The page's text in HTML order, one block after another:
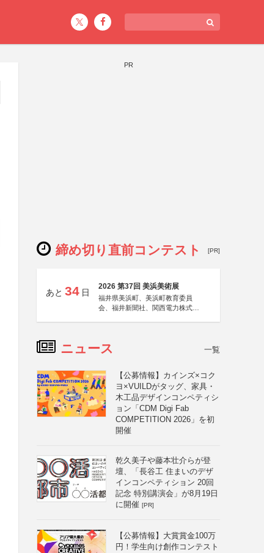
PR
締め切り直前コンテスト [PR]
あと 34 日
2026 第37回 美浜美術展
福井県美浜町、美浜町教育委員
会、福井新聞社、関西電力株式会
ニュース 一覧
【公募情報】カインズ×コク
ヨ×VUILDがタッグ、家具・
木工品デザインコンペティシ
ョン「CDM Digi Fab
COMPETITION 2026」を初
開催
乾久美子や藤本壮介らが登
壇、「長谷工 住まいのデザ
インコンペティション 20回
記念 特別講演会」が8月19日
に開催 [PR]
【公募情報】大賞賞金100万
円！学生向け創作コンテスト